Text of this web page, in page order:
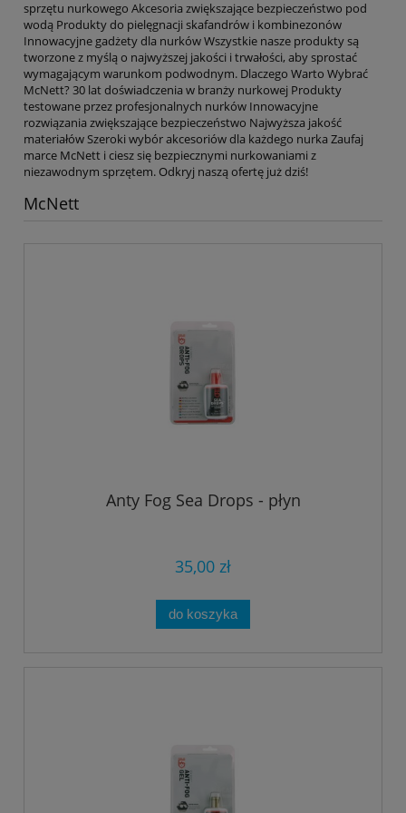
sprzętu nurkowego Akcesoria zwiększające bezpieczeństwo pod
wodą Produkty do pielęgnacji skafandrów i kombinezonów
Innowacyjne gadżety dla nurków Wszystkie nasze produkty są
tworzone z myślą o najwyższej jakości i trwałości, aby sprostać
wymagającym warunkom podwodnym. Dlaczego Warto Wybrać
McNett? 30 lat doświadczenia w branży nurkowej Produkty
testowane przez profesjonalnych nurków Innowacyjne
rozwiązania zwiększające bezpieczeństwo Najwyższa jakość
materiałów Szeroki wybór akcesoriów dla każdego nurka Zaufaj
marce McNett i ciesz się bezpiecznymi nurkowaniami z
niezawodnym sprzętem. Odkryj naszą ofertę już dziś!
McNett
Anty Fog Sea Drops - płyn
35,00 zł
do koszyka